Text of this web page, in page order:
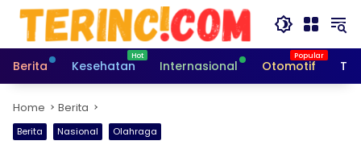
Skip
content
Berita
Kesehatan Internasional Otomotif
Home Berita
Berita Nasional Olahraga